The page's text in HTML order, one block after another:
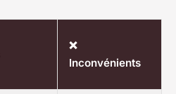
❌
Inconvénients